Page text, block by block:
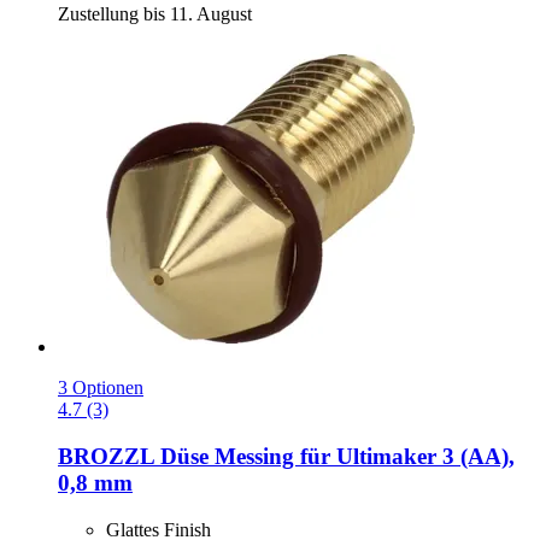
Zustellung bis 11. August
3 Optionen
4.7 (3)
BROZZL Düse Messing für Ultimaker 3 (AA),
0,8 mm
Glattes Finish